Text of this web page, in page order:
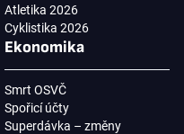
Atletika 2026
Cyklistika 2026
Ekonomika
Smrt OSVČ
Spořicí účty
Superdávka – změny